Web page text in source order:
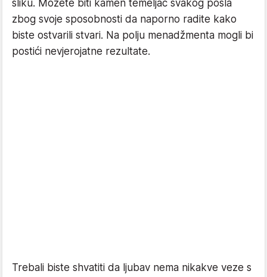
sliku. Možete biti kamen temeljac svakog posla
zbog svoje sposobnosti da naporno radite kako
biste ostvarili stvari. Na polju menadžmenta mogli bi
postići nevjerojatne rezultate.
Trebali biste shvatiti da ljubav nema nikakve veze s